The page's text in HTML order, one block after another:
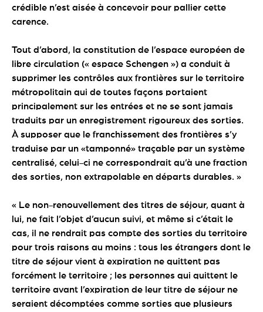
crédible n’est aisée à concevoir pour pallier cette
carence.
Tout d’abord, la constitution de l’espace européen de
libre circulation (« espace Schengen ») a conduit à
supprimer les contrôles aux frontières sur le territoire
métropolitain qui de toutes façons portaient
principalement sur les entrées et ne se sont jamais
traduits par un enregistrement rigoureux des sorties.
À supposer que le franchissement des frontières s’y
traduise par un «tamponné» traçable par un système
centralisé, celui-ci ne correspondrait qu’à une fraction
des sorties, non extrapolable en départs durables. »
« Le non-renouvellement des titres de séjour, quant à
lui, ne fait l’objet d’aucun suivi, et même si c’était le
cas, il ne rendrait pas compte des sorties du territoire
pour trois raisons au moins : tous les étrangers dont le
titre de séjour vient à expiration ne quittent pas
forcément le territoire ; les personnes qui quittent le
territoire avant l’expiration de leur titre de séjour ne
seraient décomptées comme sorties que plusieurs